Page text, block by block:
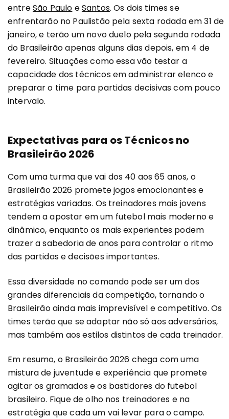
entreSão Paulo eSantos. Os dois times se
enfrentarão no Paulistão pela sexta rodada em 31 de
janeiro, e terão um novo duelo pela segunda rodada
do Brasileirão apenas alguns dias depois, em 4 de
fevereiro. Situações como essa vão testar a
capacidade dos técnicos em administrar elenco e
preparar o time para partidas decisivas com pouco
intervalo.
Expectativas para os Técnicos no
Brasileirão 2026
Com uma turma que vai dos 40 aos 65 anos, o
Brasileirão 2026 promete jogos emocionantes e
estratégias variadas. Os treinadores mais jovens
tendem a apostar em um futebol mais moderno e
dinâmico, enquanto os mais experientes podem
trazer a sabedoria de anos para controlar o ritmo
das partidas e decisões importantes.
Essa diversidade no comando pode ser um dos
grandes diferenciais da competição, tornando o
Brasileirão ainda mais imprevisível e competitivo. Os
times terão que se adaptar não só aos adversários,
mas também aos estilos distintos de cada treinador.
Em resumo, o Brasileirão 2026 chega com uma
mistura de juventude e experiência que promete
agitar os gramados e os bastidores do futebol
brasileiro. Fique de olho nos treinadores e na
estratégia que cada um vai levar para o campo.